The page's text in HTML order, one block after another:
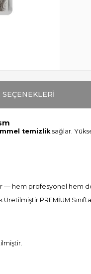
temizlik sağlar.
hem profesyonel hem
PREMİUM